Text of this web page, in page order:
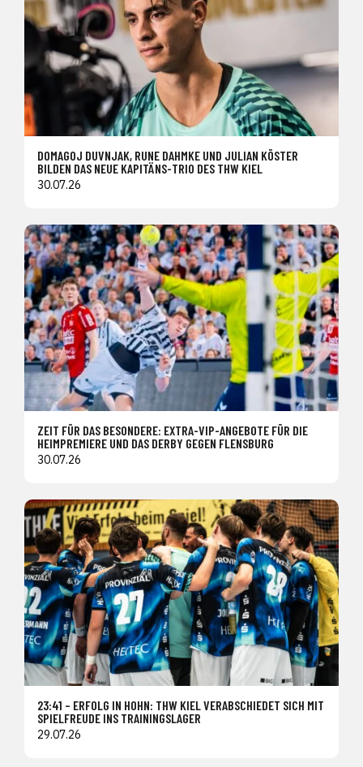
DOMAGOJ DUVNJAK, RUNE DAHMKE UND JULIAN KÖSTER
BILDEN DAS NEUE KAPITÄNS-TRIO DES THW KIEL
30.07.26
ZEIT FÜR DAS BESONDERE: EXTRA-VIP-ANGEBOTE FÜR DIE
HEIMPREMIERE UND DAS DERBY GEGEN FLENSBURG
30.07.26
23:41 – ERFOLG IN HOHN: THW KIEL VERABSCHIEDET SICH MIT
SPIELFREUDE INS TRAININGSLAGER
29.07.26